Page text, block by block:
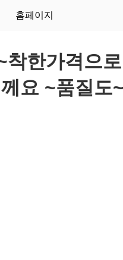
홈페이지
한가격으
요 ~품질도